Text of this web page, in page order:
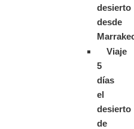
desierto
desde
Viaje
5
días
el
desierto
de